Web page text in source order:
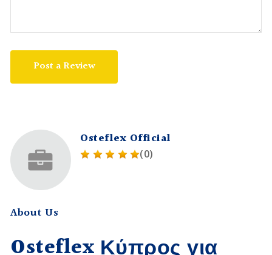
Post a Review
Osteflex Official
(0)
About Us
Osteflex Κύπρος για